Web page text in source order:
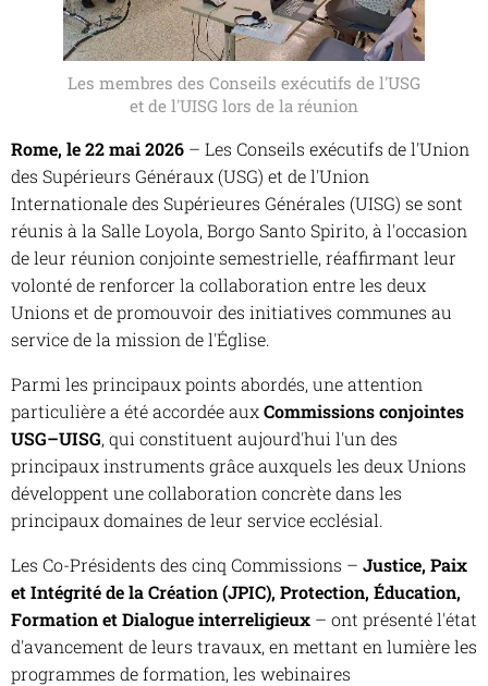
Les membres des Conseils exécutifs de l'USG
et de l'UISG lors de la réunion
Rome, le 22 mai 2026 – Les Conseils exécutifs de l'Union
des Supérieurs Généraux (USG) et de l'Union
Internationale des Supérieures Générales (UISG) se sont
réunis à la Salle Loyola, Borgo Santo Spirito, à l'occasion
de leur réunion conjointe semestrielle, réaffirmant leur
volonté de renforcer la collaboration entre les deux
Unions et de promouvoir des initiatives communes au
service de la mission de l'Église.
Parmi les principaux points abordés, une attention
particulière a été accordée auxCommissions conjointes
USG–UISG, qui constituent aujourd'hui l'un des
principaux instruments grâce auxquels les deux Unions
développent une collaboration concrète dans les
principaux domaines de leur service ecclésial.
Les Co-Présidents des cinq Commissions – Justice, Paix
et Intégrité de la Création (JPIC), Protection, Éducation,
Formation et Dialogue interreligieux – ont présenté l'état
d'avancement de leurs travaux, en mettant en lumière les
programmes de formation, les webinaires